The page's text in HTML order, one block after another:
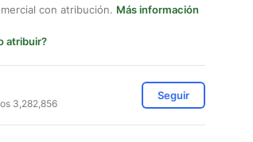
con atribución. Más información
atribuir?
3,282,856
Seguir